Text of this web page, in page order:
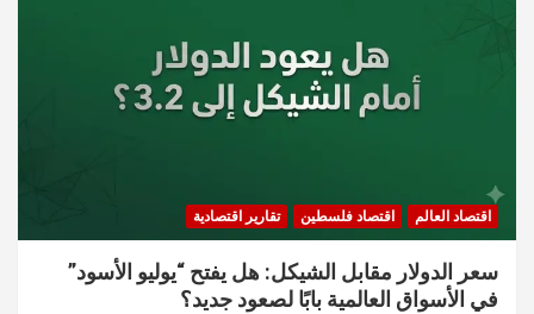
اقتصاد العالم اقتصاد فلسطين تقارير اقتصادية
سعر الدولار مقابل الشيكل: هل يفتح “يوليو الأسود”
في الأسواق العالمية بابًا لصعود جديد؟